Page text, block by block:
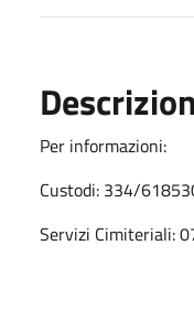
Per informazioni:
Custodi: 334/
Servizi Cimiteriali: